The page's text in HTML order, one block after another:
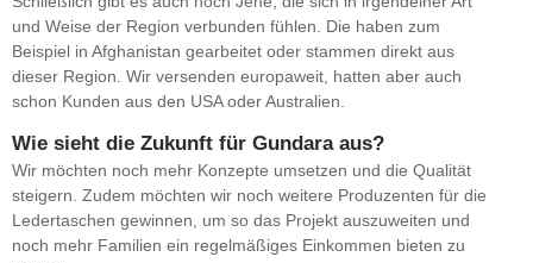
und Weise der Region verbunden fühlen. Die haben zum
Beispiel in Afghanistan gearbeitet oder stammen direkt aus
dieser Region. Wir versenden europaweit, hatten aber auch
schon Kunden aus den USA oder Australien.
Wie sieht die Zukunft für Gundara aus?
Wir möchten noch mehr Konzepte umsetzen und die Qualität
steigern. Zudem möchten wir noch weitere Produzenten für die
Ledertaschen gewinnen, um so das Projekt auszuweiten und
noch mehr Familien ein regelmäßiges Einkommen bieten zu